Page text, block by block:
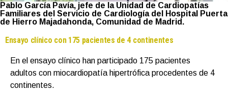
Pablo García Pavía, jefe de la Unidad de Cardiopatías
Familiares del Servicio de Cardiología del Hospital Puerta
de Hierro Majadahonda, Comunidad de Madrid.
Ensayo clínico con 175 pacientes de 4 continentes
En el ensayo clínico han participado 175 pacientes
adultos con miocardiopatía hipertrófica procedentes de 4
continentes.